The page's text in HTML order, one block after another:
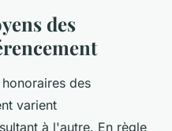
des
des
varient
à l'autre. En règle